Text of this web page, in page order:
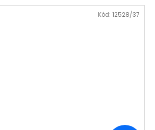
Kód: 12528/37